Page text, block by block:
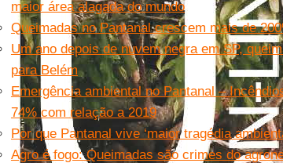
maior área alagada do mundo
Queimadas no Pantanal crescem mais de
Um ano depois de nuvem negra em SP,
para Belém
Emergência ambiental no Pantanal –
74% com relação a 2019
Por que Pantanal vive ‘maior tragédia
Agro é fogo: Queimadas são crimes do